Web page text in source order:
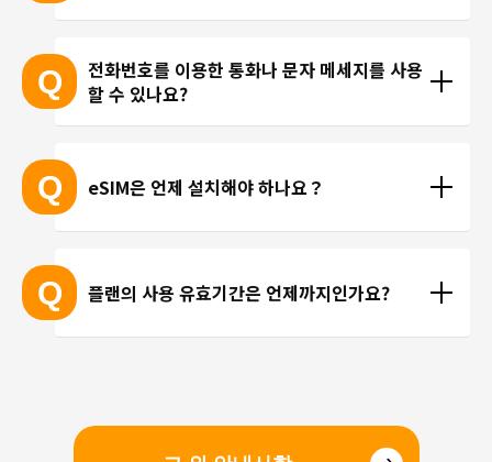
※ eSIM 지원 기기가 계속 출시되고 있기 때문에 최신
기기는 목록에 포함되지 않을 수 있습니다.
※ 고객님의 기기가 eSIM을 지원하는지 여부에 대해
서는 개별 문의를 통해 확인해 드리지 않습니다.
Q
전화번호를 이용한 통화나 문자 메세지를 사용
할 수 있나요?
고 있지 않습니다. 카카오톡, 인스타그램 등 인터넷 회
선을 이용한 통화를 이용해 주시기 바랍니다.
Q eSIM은 언제 설치해야 하나요？
하셔도 괜찮습니다. 현지 공항의 와이파이 속도가 걱
정되시는 분들은 국내에서 설치 및 설정을 완료하고,
현지에서 eSIM만 전환하는 방법을 추천해 드립니다.
Q 플랜의 사용 유효기간은 언제까지인가요?